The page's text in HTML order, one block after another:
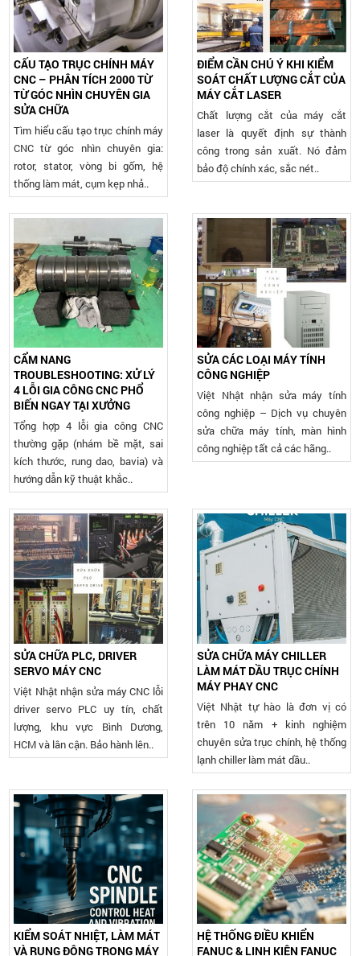
CẤU TẠO TRỤC CHÍNH MÁY
CNC – PHÂN TÍCH 2000 TỪ
TỪ GÓC NHÌN CHUYÊN GIA
SỬA CHỮA
Tìm hiểu cấu tạo trục chính máy
CNC từ góc nhìn chuyên gia:
rotor, stator, vòng bi gốm, hệ
thống làm mát, cụm kẹp nhả..
ĐIỂM CẦN CHÚ Ý KHI KIỂM
SOÁT CHẤT LƯỢNG CẮT CỦA
MÁY CẮT LASER
Chất lượng cắt của máy cắt
laser là quyết định sự thành
công trong sản xuất. Nó đảm
bảo độ chính xác, sắc nét..
CẨM NANG
TROUBLESHOOTING: XỬ LÝ
4 LỖI GIA CÔNG CNC PHỔ
BIẾN NGAY TẠI XƯỞNG
Tổng hợp 4 lỗi gia công CNC
thường gặp (nhám bề mặt, sai
kích thước, rung dao, bavia) và
hướng dẫn kỹ thuật khắc..
SỬA CÁC LOẠI MÁY TÍNH
CÔNG NGHIỆP
Việt Nhật nhận sửa máy tính
công nghiệp – Dịch vụ chuyên
sửa chữa máy tính, màn hình
công nghiệp tất cả các hãng..
SỬA CHỮA PLC, DRIVER
SERVO MÁY CNC
Việt Nhật nhận sửa máy CNC lỗi
driver servo PLC uy tín, chất
lượng, khu vực Bình Dương,
HCM và lân cận. Bảo hành lên..
SỬA CHỮA MÁY CHILLER
LÀM MÁT DẦU TRỤC CHÍNH
MÁY PHAY CNC
Việt Nhật tự hào là đơn vị có
trên 10 năm + kinh nghiệm
chuyên sửa trục chính, hệ thống
lạnh chiller làm mát dầu..
KIỂM SOÁT NHIỆT, LÀM MÁT
VÀ RUNG ĐỘNG TRONG MÁY
HỆ THỐNG ĐIỀU KHIỂN
FANUC & LINH KIỆN FANUC